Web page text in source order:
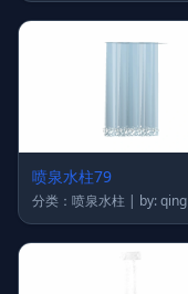
喷泉水柱79
分类：喷泉水柱 | by: qing